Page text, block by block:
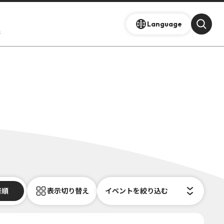
Language
順 表示切り替え イベントを絞り込む